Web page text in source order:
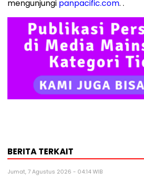
mengunjungi panpacific.com. .
BERITA TERKAIT
Jumat, 7 Agustus 2026 - 04:14 WIB